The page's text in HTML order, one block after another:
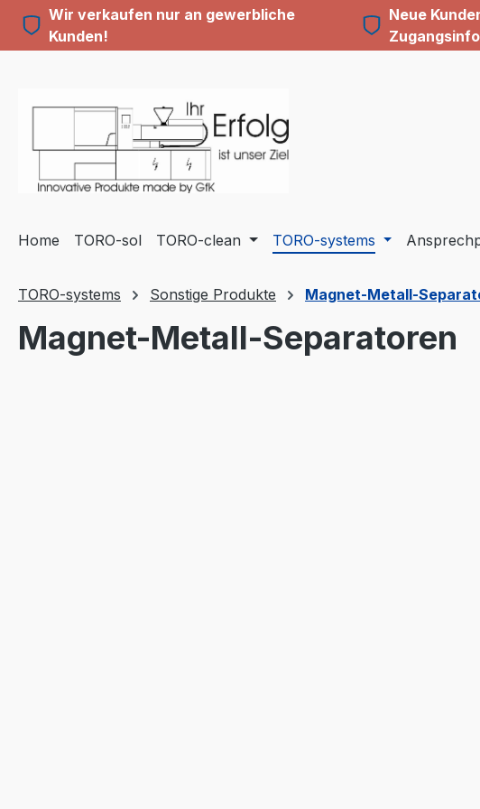
Hauptinhalt springen
Zur Suche springen
Zur Hauptnavigation springen
Wir verkaufen nur an gewerbliche
Kunden!
Neue
Home TORO-sol TORO-clean TORO-systems
TORO-systems Sonstige Produkte Magnet-Metall-
Magnet-Metall-Separatoren